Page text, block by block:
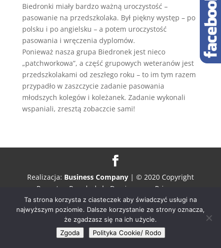
Biedronki miały bardzo ważną uroczystość –
pasowanie na przedszkolaka. Był piękny występ – po
polsku i po angielsku – a potem uroczystość
pasowania i wręczenia dyplomów.
Ponieważ nasza grupa Biedronek jest nieco
„patchworkowa”, a część grupowych weteranów jest
przedszkolakami od zeszłego roku – to im tym razem
przypadło w zaszczycie zadanie pasowania
młodszych kolegów i koleżanek. Zadanie wykonali
wspaniali, zresztą zobaczcie sami!
Realizacja: Business Company| © 2020 Copyright
Prywatne Przedszkole Dwujęzyczne Primrose
Ta strona korzysta z ciasteczek aby świadczyć usługi na
najwyższym poziomie. Dalsze korzystanie ze strony oznacza,
że zgadzasz się na ich użycie.
Zgoda
Polityka Cookie/ Rodo